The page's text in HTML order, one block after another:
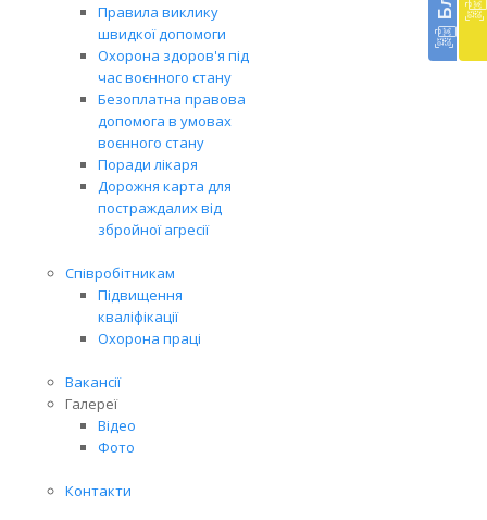
Правила виклику
швидкої допомоги
Охорона здоров'я під
час воєнного стану
Безоплатна правова
допомога в умовах
воєнного стану
Поради лікаря
Дорожня карта для
постраждалих від
збройної агресії
Співробітникам
Підвищення
кваліфікації
Охорона праці
Вакансії
Галереї
Відео
Фото
Контакти